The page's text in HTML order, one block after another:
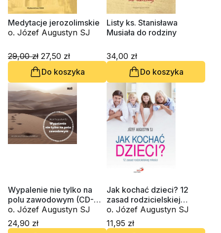
Medytacje jerozolimskie
o. Józef Augustyn SJ
29,00 zł 27,50 zł
Do koszyka
Listy ks. Stanisława
Musiała do rodziny
34,00 zł
Do koszyka
Wypalenie nie tylko na
polu zawodowym (CD-
MP3-Audiobook)
o. Józef Augustyn SJ
24,90 zł
Jak kochać dzieci? 12
zasad rodzicielskiej
miłości
o. Józef Augustyn SJ
11,95 zł